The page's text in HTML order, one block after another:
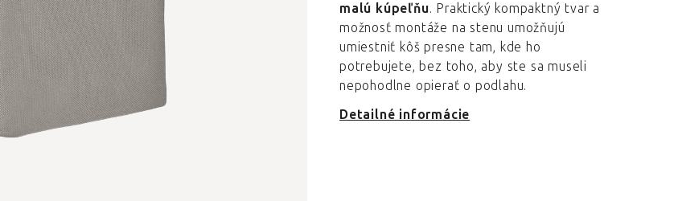
malú kúpeľňu. Praktický kompaktný tvar a
možnosť montáže na stenu umožňujú
umiestniť kôš presne tam, kde ho
potrebujete, bez toho, aby ste sa museli
nepohodlne opierať o podlahu.
Detailné informácie